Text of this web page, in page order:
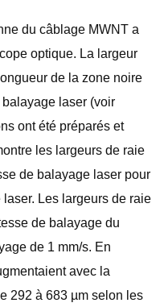
du câblage MWNT a
optique. La largeur
de la zone noire
laser (voir
ont été préparés et
les largeurs de raie
de balayage laser pour
Les largeurs de raie
de balayage du
de 1 mm/s. En
avec la
292 à 683 µm selon les